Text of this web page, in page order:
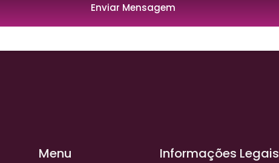
Enviar Mensagem
Menu Informações Legais